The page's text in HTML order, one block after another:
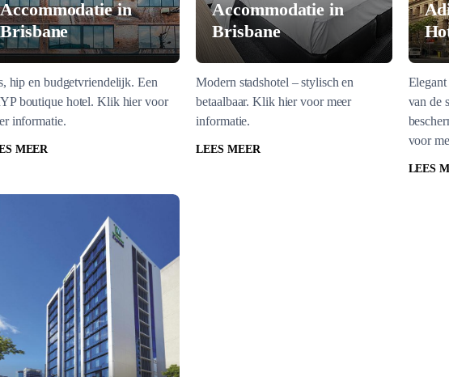
Accommodatie in
Brisbane
hip en budgetvriendelijk. Een
boutique hotel. Klik hier voor
informatie.
MEER
Accommodatie in
Brisbane
Modern stadshotel – stylisch en
betaalbaar. Klik hier voor meer
informatie.
LEES MEER
van de
voor
LEES